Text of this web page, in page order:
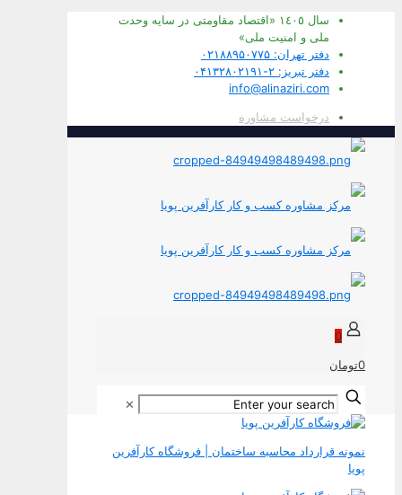
سال ١٤٠٥ «اقتصاد مقاومتی در سايه وحدت
ملی و امنيت ملی»
دفتر تهران: ۰۲۱۸۸۹۵۰۷۷۵
دفتر تبریز: ۲-۰۴۱۳۲۸۰۲۱۹۱
info@alinaziri.com
درخواست مشاوره
0
نمونه قرارداد محاسبه ساختمان | فروشگاه کارآفرین
پویا